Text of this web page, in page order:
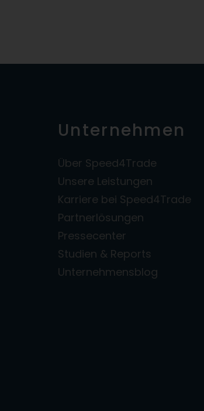
Unternehmen
Über Speed4Trade
Unsere Leistungen
Karriere bei Speed4Trade
Partnerlösungen
Pressecenter
Studien & Reports
Unternehmensblog